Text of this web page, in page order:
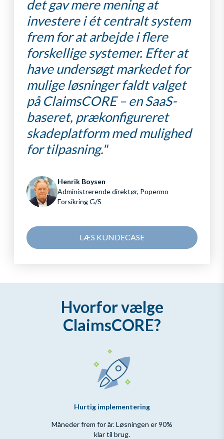
det gav mere mening at
investere i ét centralt system
frem for at arbejde i flere
forskellige systemer. Efter at
have undersøgt markedet for
mulige løsninger faldt valget
på ClaimsCORE – en SaaS-
baseret, prækonfigureret
skadeplatform med mulighed
for tilpasning."
Henrik Boysen
Administrerende direktør, Popermo
Forsikring G/S
LÆS KUNDECASE
Hvorfor vælge
ClaimsCORE?
Hurtig implementering
Måneder frem for år. Løsningen er 90%
klar til brug.